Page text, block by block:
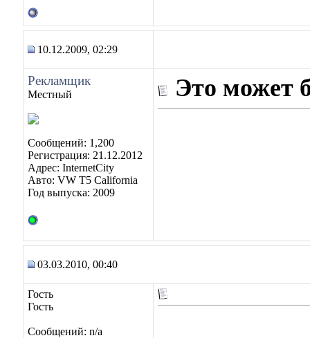
10.12.2009, 02:29
Рекламщик
Местный
Сообщений: 1,200
Регистрация: 21.12.2012
Адрес: InternetCity
Авто: VW T5 California
Год выпуска: 2009
Это может
03.03.2010, 00:40
Гость
Гость
Сообщений: n/a